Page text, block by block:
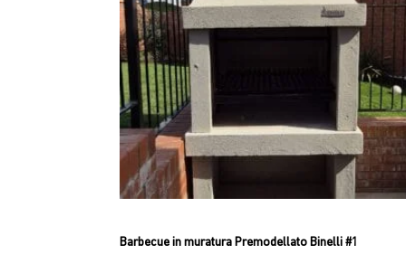
Barbecue in muratura Premodellato Binelli #1